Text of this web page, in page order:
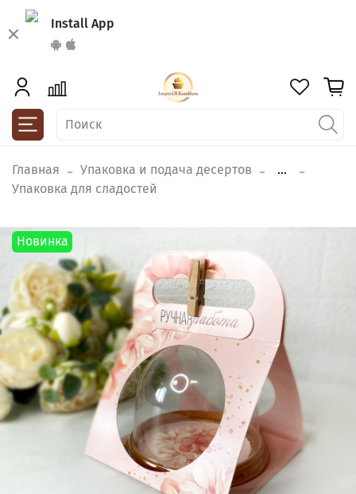
Install App
Главная Упаковка и подача десертов
...
Упаковка для сладостей
Новинка